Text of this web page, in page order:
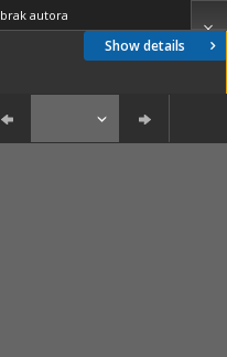
Show details
brak autora